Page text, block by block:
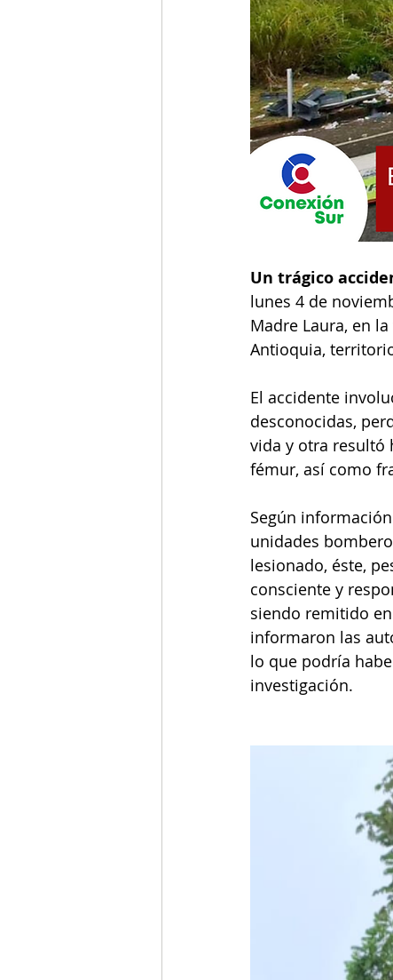
Un trágico
lunes 4 de
Madre Laura, en
Antioquia,
El accidente
desconocidas,
vida y otra resultó
fémur, así como
Según
unidades
lesionado, éste,
consciente y
siendo remitido
informaron las
lo que podría
investigación.